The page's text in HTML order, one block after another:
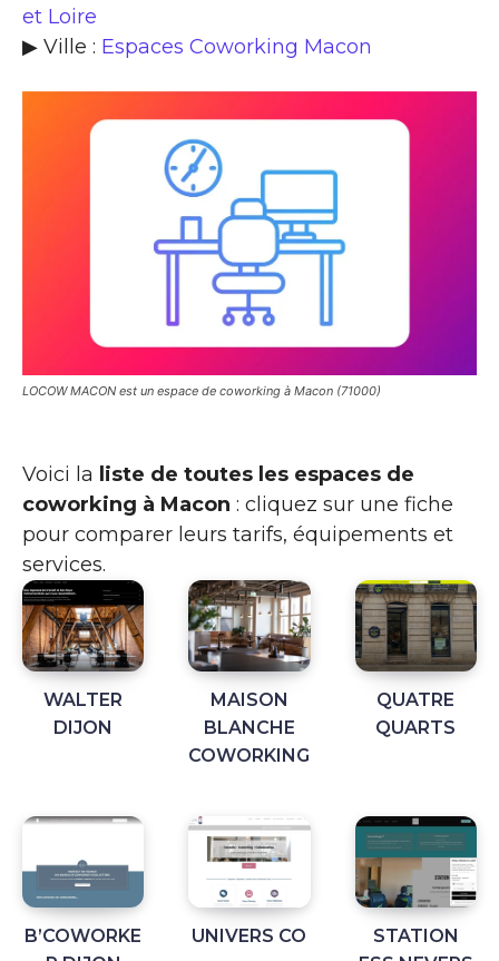
et Loire
▶ Ville : Espaces Coworking Macon
LOCOW MACON est un espace de coworking à Macon (71000)
Voici la liste de toutes les espaces de
coworking à Macon : cliquez sur une fiche
pour comparer leurs tarifs, équipements et
services.
WALTER
DIJON
MAISON
BLANCHE
COWORKING
QUATRE
QUARTS
B’COWORKE
UNIVERS CO
STATION